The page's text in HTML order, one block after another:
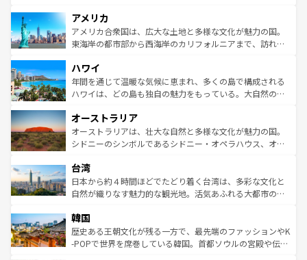
ンツ一覧を参照してほしい。
の建物がそのまま残る町や、スイスならではのユニークな
博物館もあり、アルプス観光だけでなく町歩きも満喫する
ことができる。国民の所得が高いため物価も高いが、旅行
ば市内交通費無料で観光を楽しむこともできる。 なお、新
着のスイス情報はコンテンツ一覧 を参照してほしい。
アメリカ
アメリカ合衆国は、広大な土地と多様な文化が魅力の国。
東海岸の都市部から西海岸のカリフォルニアまで、訪れる
のような巨大都市は、観光、ショッピング、エンターテイ
ンメントが詰まった刺激的なスポットだ。一方、アメリカ
西部には大自然が広がり、グランドキャニオンやイエロー
部のニューオーリンズでは、音楽と美食が融合した独特の
文化が魅力。旅行者はアメリカの各地域で異なる魅力を楽
しみながら、その多様性と豊かな歴史を感じることができ
ならではの贅沢な旅のスタイルだ。 なお、新着のアメリカ
情報はコンテンツ一覧を参照してほしい。
ハワイ
年間を通じて温暖な気候に恵まれ、多くの島で構成される
ハワイは、どの島も独自の魅力をもっている。大自然の神
ワイ島は見逃せない。また、定番の観光地といえばオアフ
島だが、静かな自然を求めるならマウイ島やカウアイ島が
おすすめ。エメラルドグリーンに輝く海をはじめ、豊かな
れるおもてなしの心で訪れる人々を迎えてくれるハワイの
人々、おいしいローカルフードやハワイアンミュージッ
ク、伝統的なフラダンスなど、すべてがハワイの魅力を彩
ワイを、存分に味わってほしい。 なお、新着のハワイ情報
はコンテンツ一覧を参照してほしい。
オーストラリア
オーストラリアは、壮大な自然と多様な文化が魅力の国。
シドニーのシンボルであるシドニー・オペラハウス、オー
リアリーフや大陸中央部にそびえるウルル（エアーズロッ
ク）、タスマニアの美しい原生林やケアンズの熱帯雨林な
ど、見どころがたくさん。また、カフェやワイン、オージ
いる。アクティビティも充実しており、サーフィンやダイ
ビング、ハイキングなど、アウトドア好きにはたまらな
い。オーストラリアの多彩な魅力を存分に味わいつくそ
台湾
日本から約４時間ほどでたどり着く台湾は、多彩な文化と
自然が織りなす魅力的な観光地。活気あふれる大都市の台
ン）、静ひつな山岳地帯である台湾東部など、都市の喧騒
と山間の静けさが共存しており、訪れる人に新しい発見と
驚きをもたらしてくれる。また、奥深い台湾の食文化も魅
韓国
歴史ある王朝文化が残る一方で、最先端のファッションやK
-POPで世界を席巻している韓国。首都ソウルの宮殿や伝統